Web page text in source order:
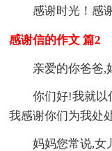
感谢时光！感
感谢信的作文 篇2
亲爱的你爸爸,
你们好!我就以
我感谢你们为我处
妈妈您常说,女